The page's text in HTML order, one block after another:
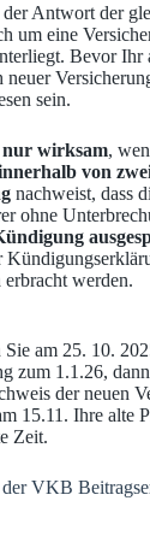
Antwort der
um eine
Bevor Ihr
sein.
wirksam,
von
nachweist, dass
ohne
erbracht werden.
am 25. 10.
zum 1.1.26,
der neuen
15.11. Ihre alte
Zeit.
VKB